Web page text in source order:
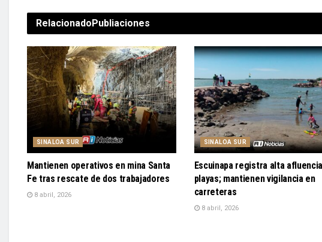
RelacionadoPubliaciones
SINALOA SUR
Mantienen operativos en mina Santa
Fe tras rescate de dos trabajadores
8 abril, 2026
SINALOA SUR
Escuinapa registra alta
playas; mantienen vigilancia en
carreteras
8 abril, 2026